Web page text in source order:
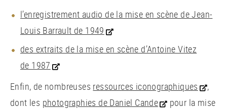
l’enregistrement audio de la mise en scène de Jean-
Louis Barrault de 1949
des extraits de la mise en scène d’Antoine Vitez
de 1987
Enfin, de nombreuses ressources iconographiques
,
dont les photographies de Daniel Cande
pour la mise